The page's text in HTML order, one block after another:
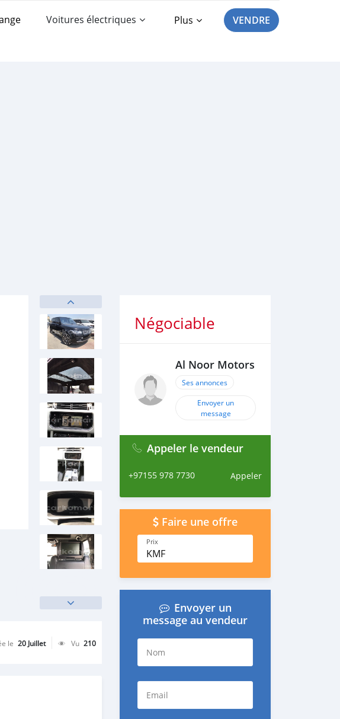
Voitures électriques Plus VENDRE
le 20 Juillet Vu 210
Négociable
Al Noor Motors
Ses annonces
Envoyer un
message
Appeler le vendeur
+97155 978 7730 Appeler
Faire une offre
Prix
KMF
Envoyer un
message au vendeur
Nom
Email